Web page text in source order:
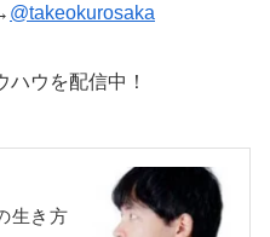
@takeokurosaka
ハウを配信中！
生き方